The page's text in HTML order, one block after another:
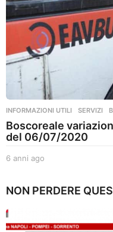
INFORMAZIONI UTILI ,SERVIZI
Boscoreale
del 06/07/2020
6 anni ago
n
g
NON PERDERE